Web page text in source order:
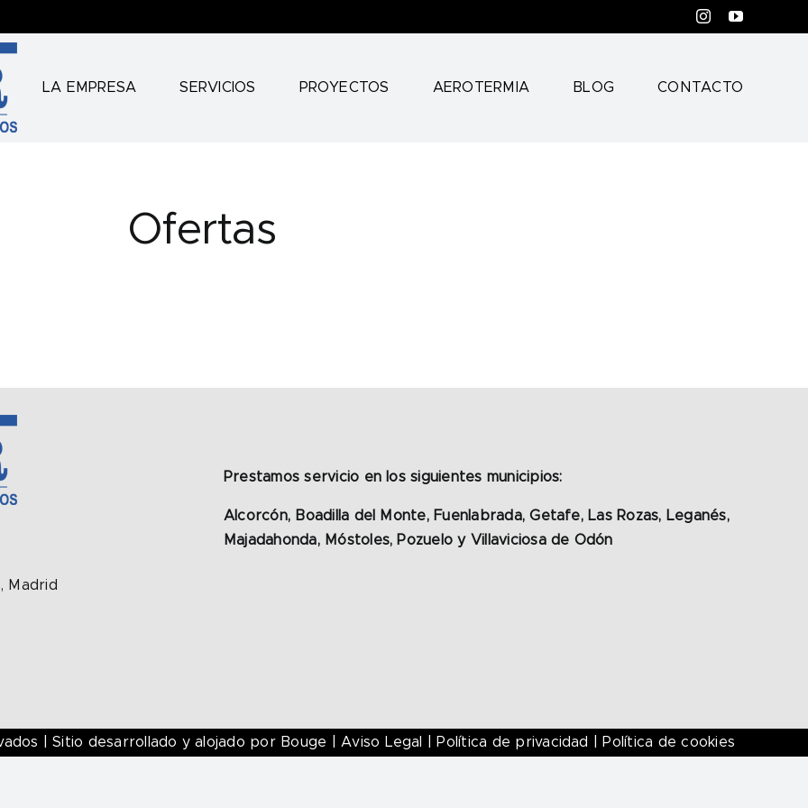
InstagramYouTube
LA EMPRESA SERVICIOS PROYECTOS AEROTERMIA BLOG CONTACTO
Ofertas
Madrid
Prestamos servicio en los siguientes municipios:
Alcorcón, Boadilla del Monte, Fuenlabrada, Getafe, Las Rozas, Leganés,
Majadahonda, Móstoles, Pozuelo y Villaviciosa de Odón
| Sitio desarrollado y alojado por Bouge Aviso Legal Política de privacidad Política de cookies